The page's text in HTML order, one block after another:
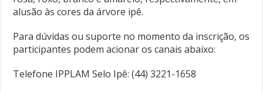
alusão às cores da árvore ipê.
Para dúvidas ou suporte no momento da inscrição, os
participantes podem acionar os canais abaixo:
Telefone IPPLAM Selo Ipê: (44) 3221-1658